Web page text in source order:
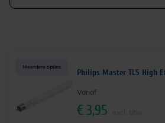
Meerdere opties
Philips Master TL5 High
Vanaf
€3,95